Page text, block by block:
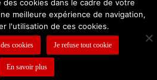
cookies dans le cadre de votre
meilleure expérience de navigation,
l'utilisation de ces cookies.
cookies Je refuse tout cookie
En savoir plus